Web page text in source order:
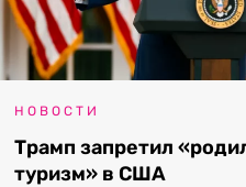
НОВОСТИ
Трамп запретил
туризм» в США